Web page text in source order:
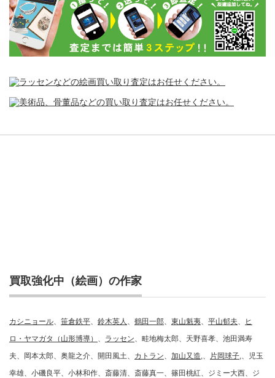
買取強化中（絵画）の作家
カシニョール 笹倉鉄平 鈴木英人 鶴田一郎 東山魁夷 平山郁夫
ヒ
ロ・ヤマガタ（山形博導）
ラッセン 、畦地梅太郎、天野喜孝、池田満寿
夫、岡本太郎、奥龍之介、開田風土、 カトラン 加山又造, 片岡球子,
、児玉
幸雄、小磯良平、小林和作、斎藤清、斎藤真一、篠田桃紅、ジミー大西、ジ